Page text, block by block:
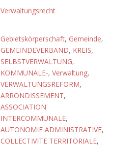
Verwaltungsrecht
Gebietskörperschaft, Gemeinde,
GEMEINDEVERBAND, KREIS,
SELBSTVERWALTUNG,
KOMMUNALE-, Verwaltung,
VERWALTUNGSREFORM,
ARRONDISSEMENT,
ASSOCIATION
INTERCOMMUNALE,
AUTONOMIE ADMINISTRATIVE,
COLLECTIVITE TERRITORIALE,